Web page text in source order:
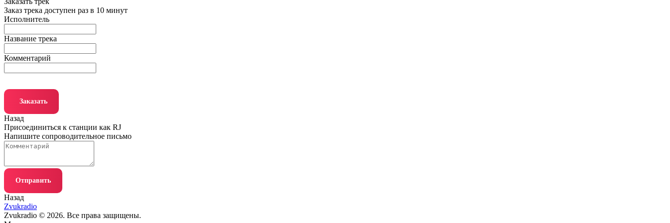
Заказ трека доступен раз в 10 минут
Исполнитель
Название трека
Комментарий
Заказать
Назад
Присоединиться к станции как RJ
Напишите сопроводительное письмо
Отправить
Назад
Zvukradio
Zvukradio © 2026. Все права защищены.